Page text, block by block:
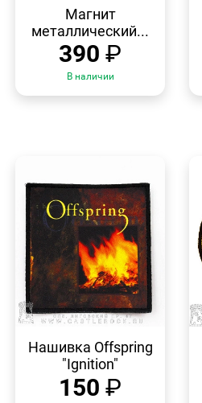
Магнит
металлический...
390 ₽
В наличии
ПРОСМОТР
Нашивка Offspring
"Ignition"
150 ₽